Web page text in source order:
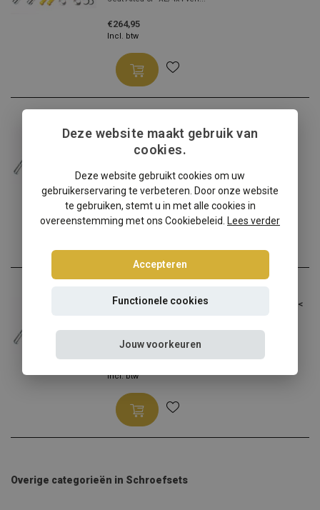
€264,95
Incl. btw
Seat Altea schroefset Tuning Art - aslast:
1106-1190 kg
€284,95 €258,95
Incl. btw
Seat Altea 5P Tuning Art schroefset - aslast <
Seat Altea liefhebbers op...
Incl. btw
Overige categorieën in Schroefsets
Deze website maakt gebruik van
cookies.
Deze website gebruikt cookies om uw
gebruikerservaring te verbeteren. Door onze website
te gebruiken, stemt u in met alle cookies in
overeenstemming met ons Cookiebeleid.
Lees verder
Accepteren
Functionele cookies
Jouw voorkeuren